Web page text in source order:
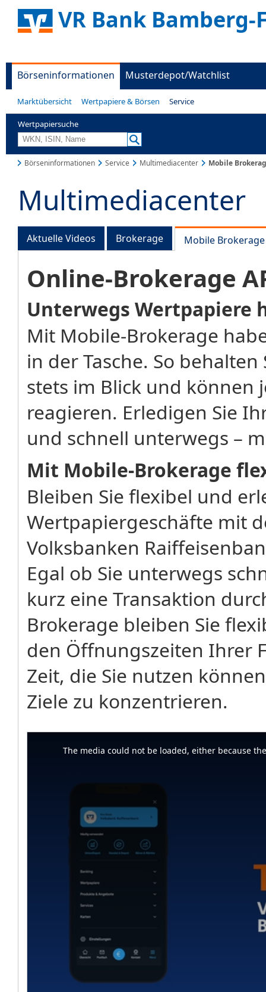
VR Bank Bamberg-
Börseninformationen Musterdepot/Watchlist
Marktübersicht Wertpapiere & Börsen Service
Wertpapiersuche
Börseninformationen Service Multimediacenter Mobile
Multimediacenter
Aktuelle Videos Brokerage Mobile Brokerage
Online-Brokerage
Unterwegs Wertpapiere
Mit Mobile-Brokerage
in der Tasche. So
stets im Blick und können
reagieren. Erledigen Sie
und schnell unterwegs –
Mit Mobile-Brokerage
Bleiben Sie flexibel und
Wertpapiergeschäfte mit
Volksbanken
Egal ob Sie unterwegs
kurz eine Transaktion
Brokerage bleiben Sie
den Öffnungszeiten Ihrer
Zeit, die Sie nutzen
Ziele zu konzentrieren.
The media could not be loaded, either because